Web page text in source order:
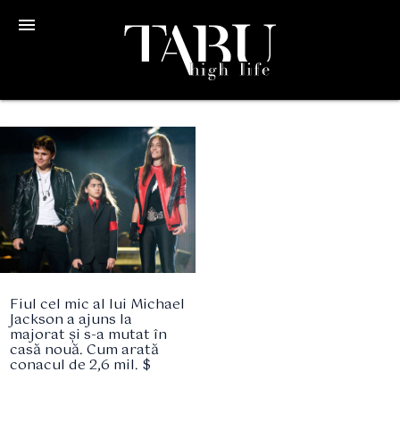
menu
Fiul cel mic al lui Michael
Jackson a ajuns la
majorat și s-a mutat în
casă nouă. Cum arată
conacul de 2,6 mil. $